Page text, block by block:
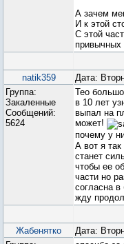
А зачем
И к этой
С этой
привычных
natik359 Дата:
Группа:
Закаленные
Сообщений:
5624
Тео
в 10 лет
выпал на
может!
почему у
А вот я
станет
чтобы ее
части но
согласна
жду
Жабенятко Дата: